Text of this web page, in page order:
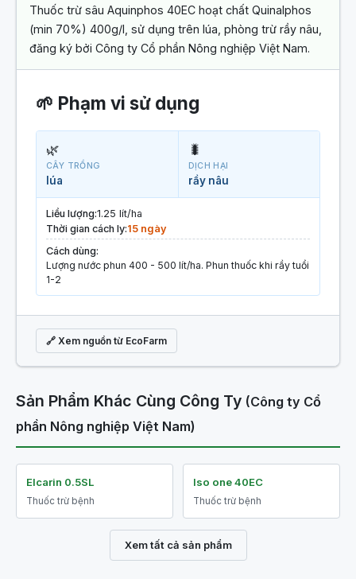
Thuốc trừ sâu Aquinphos 40EC hoạt chất Quinalphos
(min 70%) 400g/l, sử dụng trên lúa, phòng trừ rầy nâu,
đăng ký bởi Công ty Cổ phần Nông nghiệp Việt Nam.
🌱 Phạm vi sử dụng
🌿
CÂY TRỒNG
lúa
🐛
DỊCH HẠI
rầy nâu
Liều lượng:1.25 lít/ha
Thời gian cách ly:15 ngày
Cách dùng:
Lượng nước phun 400 - 500 lít/ha. Phun thuốc khi rầy tuổi
1-2
🔗 Xem nguồn từ EcoFarm
Sản Phẩm Khác Cùng Công Ty (Công ty Cổ
phần Nông nghiệp Việt Nam)
Elcarin 0.5SL
Thuốc trừ bệnh
Iso one 40EC
Thuốc trừ bệnh
Xem tất cả sản phẩm